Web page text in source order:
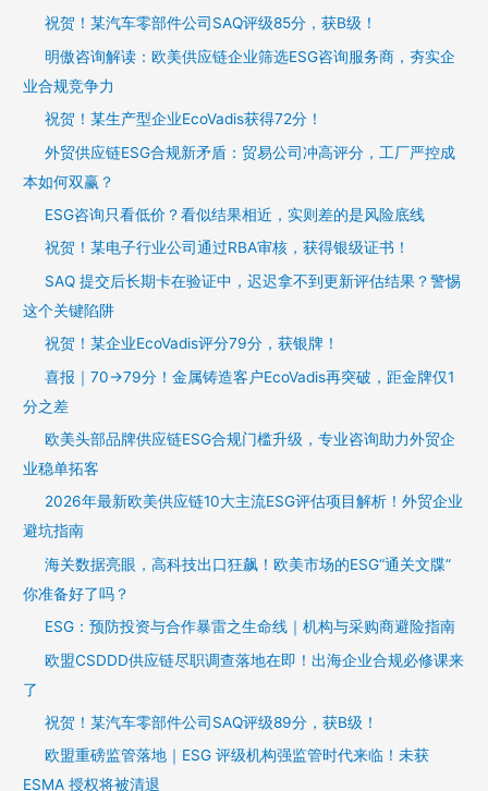
祝贺！某汽车零部件公司SAQ评级85分，获B级！
明傲咨询解读：欧美供应链企业筛选ESG咨询服务商，夯实企
业合规竞争力
祝贺！某生产型企业EcoVadis获得72分！
外贸供应链ESG合规新矛盾：贸易公司冲高评分，工厂严控成
本如何双赢？
ESG咨询只看低价？看似结果相近，实则差的是风险底线
祝贺！某电子行业公司通过RBA审核，获得银级证书！
SAQ 提交后长期卡在验证中，迟迟拿不到更新评估结果？警惕
这个关键陷阱
祝贺！某企业EcoVadis评分79分，获银牌！
喜报｜70→79分！金属铸造客户EcoVadis再突破，距金牌仅1
分之差
欧美头部品牌供应链ESG合规门槛升级，专业咨询助力外贸企
业稳单拓客
2026年最新欧美供应链10大主流ESG评估项目解析！外贸企业
避坑指南
海关数据亮眼，高科技出口狂飙！欧美市场的ESG“通关文牒”
你准备好了吗？
ESG：预防投资与合作暴雷之生命线｜机构与采购商避险指南
欧盟CSDDD供应链尽职调查落地在即！出海企业合规必修课来
了
祝贺！某汽车零部件公司SAQ评级89分，获B级！
欧盟重磅监管落地｜ESG 评级机构强监管时代来临！未获
ESMA 授权将被清退